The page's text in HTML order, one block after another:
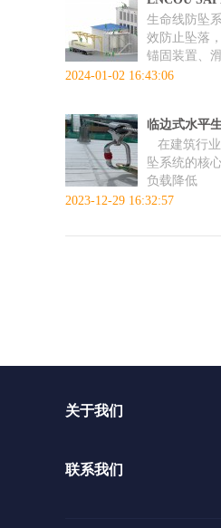
生命线防坠
效防止坠落
锚固装置、
2024-01-02 16:43:06
临边式水平
在建筑行业
坠系统的核
负载降低
2023-12-29 16:32:57
关于我们
联系我们